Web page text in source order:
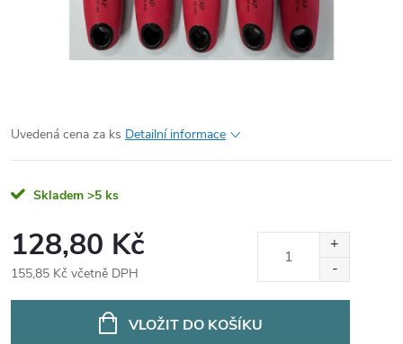
Uvedená cena za ks Detailní informace
Skladem >5 ks
128,80 Kč
155,85 Kč včetně DPH
VLOŽIT DO KOŠÍKU